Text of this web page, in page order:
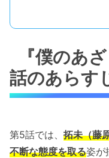
『僕のあ
話のあらす
第5話では、 拓未（藤
不断な態度を取る姿が